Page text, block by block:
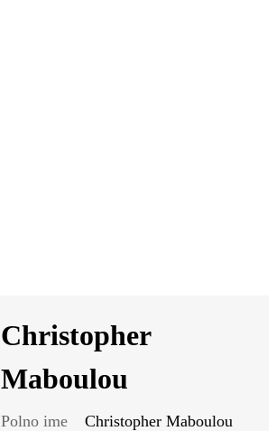
Christopher
Maboulou
Polno ime
Christopher Maboulou